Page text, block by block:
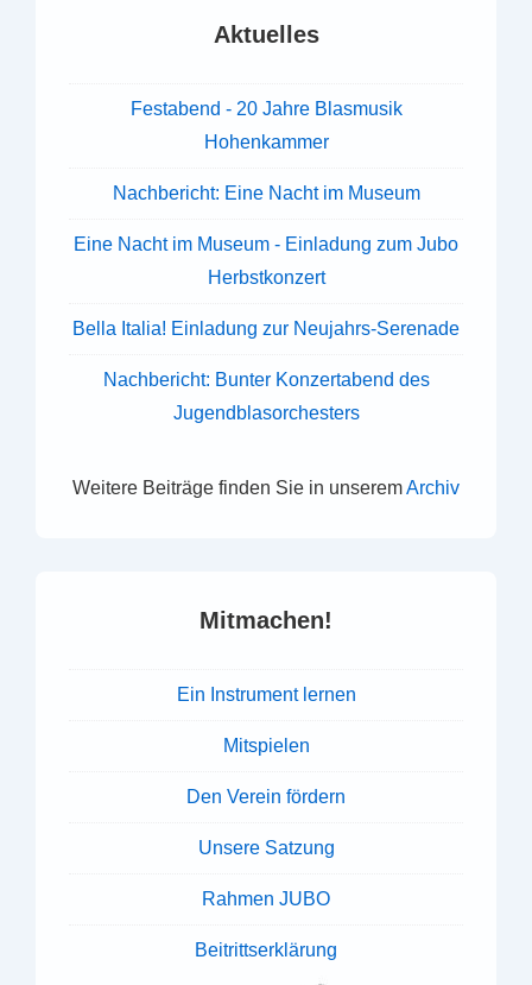
Aktuelles
Fest­abend - 20 Jahre Blas­mu­sik
Hohenkammer
Nach­be­richt: Eine Nacht im Museum
Eine Nacht im Museum - Ein­la­dung zum Jubo
Herbstkonzert
Bella Italia! Ein­la­dung zur Neujahrs-Serenade
Nach­be­richt: Bunter Kon­zert­abend des
Jugendblasorchesters
Weitere Beiträge finden Sie in unseremArchiv
Mitmachen!
Ein Instrument lernen
Mitspielen
Den Verein fördern
Unsere Satzung
Rahmen JUBO
Beitrittserklärung